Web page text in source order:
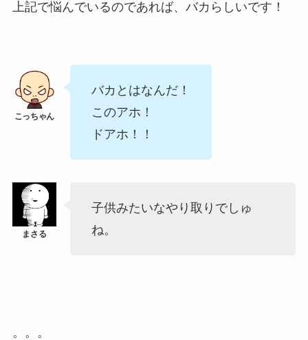
上記で悩んでいるのであれば、バカらしいです！
バカとはなんだ！
このアホ！
ドアホ！！
子供みたいなやり取りでしゅ
ね。
。。。